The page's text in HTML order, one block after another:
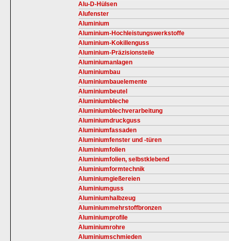
Alu-D-Hülsen
Alufenster
Aluminium
Aluminium-Hochleistungswerkstoffe
Aluminium-Kokillenguss
Aluminium-Präzisionsteile
Aluminiumanlagen
Aluminiumbau
Aluminiumbauelemente
Aluminiumbeutel
Aluminiumbleche
Aluminiumblechverarbeitung
Aluminiumdruckguss
Aluminiumfassaden
Aluminiumfenster und -türen
Aluminiumfolien
Aluminiumfolien, selbstklebend
Aluminiumformtechnik
Aluminiumgießereien
Aluminiumguss
Aluminiumhalbzeug
Aluminiummehrstoffbronzen
Aluminiumprofile
Aluminiumrohre
Aluminiumschmieden